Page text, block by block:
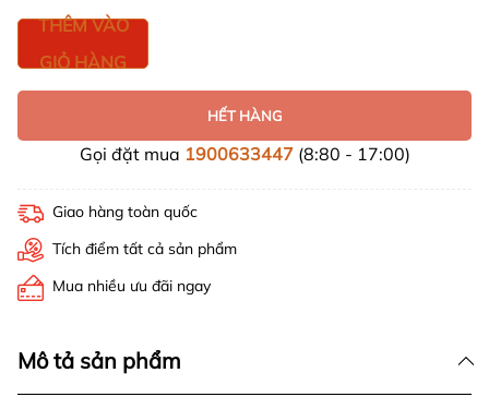
THÊM VÀO
GIỎ HÀNG
HẾT HÀNG
Gọi đặt mua 1900633447(8:80 - 17:00)
Giao hàng toàn quốc
Tích điểm tất cả sản phẩm
Mua nhiều ưu đãi ngay
Mô tả sản phẩm